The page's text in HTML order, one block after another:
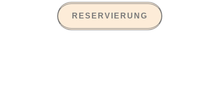
RESERVIERUNG